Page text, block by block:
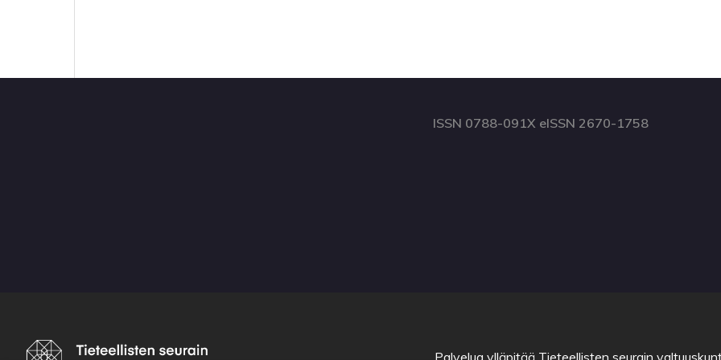
ISSN 0788-091X eISSN 2670-1758